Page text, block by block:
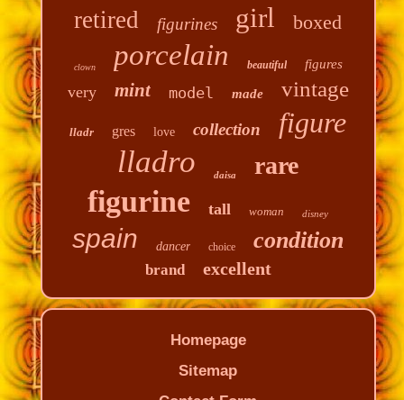
retired figurines girl boxed
clown porcelain beautiful figures
very mint model made vintage
lladr gres love collection figure
lladro daisa rare
figurine tall woman disney
spain dancer choice condition
brand excellent
Homepage
Sitemap